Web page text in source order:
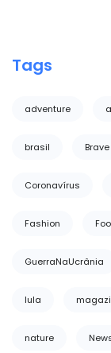
Tags
adventure
brasil Brave
Coronavírus
Fashion
GuerraNaUcrânia
lula
nature